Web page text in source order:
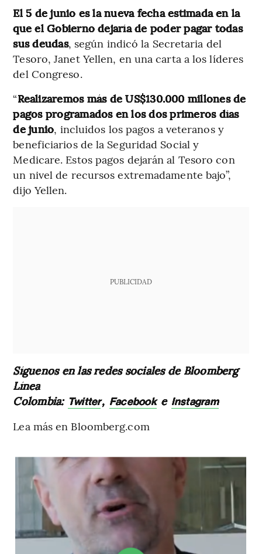
El 5 de junio es la nueva fecha estimada en la
que el Gobierno dejaría de poder pagar todas
sus deudas, según indicó la Secretaria del
Tesoro, Janet Yellen, en una carta a los líderes
del Congreso.
“Realizaremos más de US$130.000 millones de
pagos programados en los dos primeros días
de junio, incluidos los pagos a veteranos y
beneficiarios de la Seguridad Social y
Medicare. Estos pagos dejarán al Tesoro con
un nivel de recursos extremadamente bajo”,
dijo Yellen.
PUBLICIDAD
Síguenos en las redes sociales de Bloomberg
Línea
Colombia: Twitter, Facebooke Instagram
Lea más en Bloomberg.com